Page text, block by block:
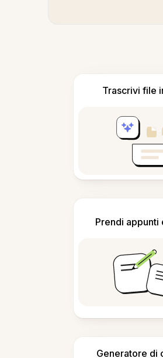
Trascrivi file
Prendi appunti
Generatore di